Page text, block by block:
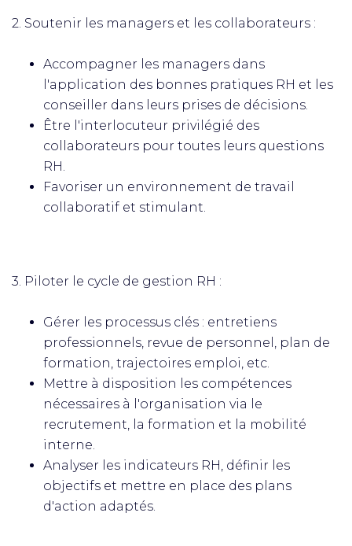
2. Soutenir les managers et les collaborateurs :
Accompagner les managers dans
l'application des bonnes pratiques RH et les
conseiller dans leurs prises de décisions.
Être l'interlocuteur privilégié des
collaborateurs pour toutes leurs questions
RH.
Favoriser un environnement de travail
collaboratif et stimulant.
3. Piloter le cycle de gestion RH :
Gérer les processus clés : entretiens
professionnels, revue de personnel, plan de
formation, trajectoires emploi, etc.
Mettre à disposition les compétences
nécessaires à l'organisation via le
recrutement, la formation et la mobilité
interne.
Analyser les indicateurs RH, définir les
objectifs et mettre en place des plans
d'action adaptés.